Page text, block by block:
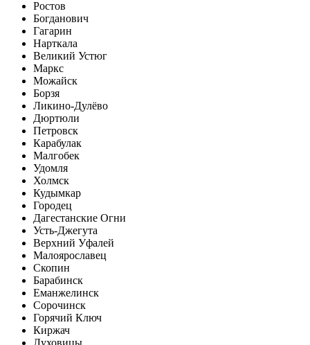
Ростов
Богданович
Гагарин
Нарткала
Великий Устюг
Маркс
Можайск
Борзя
Ликино-Дулёво
Дюртюли
Петровск
Карабулак
Малгобек
Удомля
Холмск
Кудымкар
Городец
Дагестанские Огни
Усть-Джегута
Верхний Уфалей
Малоярославец
Скопин
Барабинск
Еманжелинск
Сорочинск
Горячий Ключ
Киржач